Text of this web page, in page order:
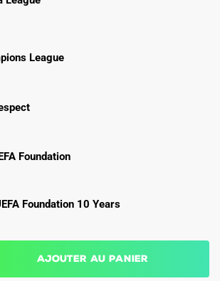
League
Foundation
Foundation 10 Years
Ajouter au panier